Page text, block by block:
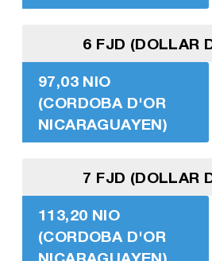
6 FJD (DOLLAR
97,03 NIO
(CORDOBA D'OR
NICARAGUAYEN)
7 FJD (DOLLAR
113,20 NIO
(CORDOBA D'OR
NICARAGUAYEN)